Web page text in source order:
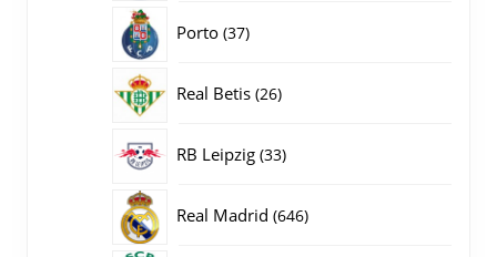
Porto 3737
Real Betis 2626
RB Leipzig 3333
Real Madrid 646646